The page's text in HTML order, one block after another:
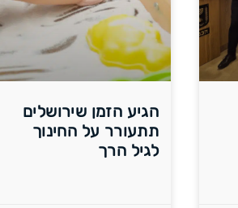
הגיע הזמן שירושלים
תתעורר על החינוך
לגיל הרך